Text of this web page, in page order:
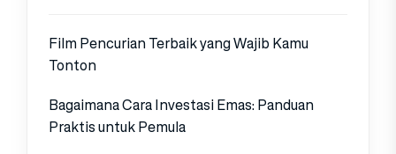
Film Pencurian Terbaik yang Wajib Kamu
Tonton
Bagaimana Cara Investasi Emas: Panduan
Praktis untuk Pemula